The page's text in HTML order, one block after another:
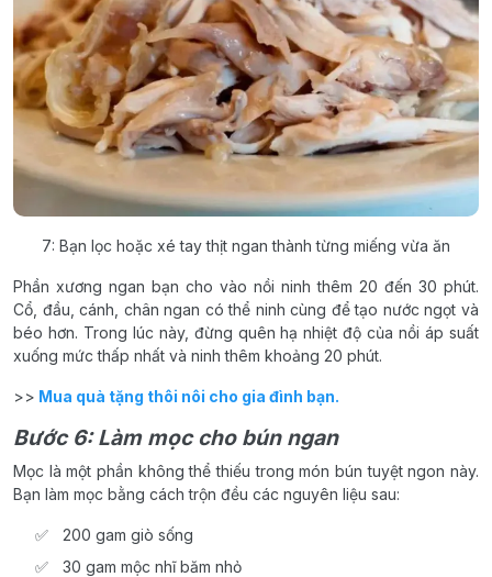
7: Bạn lọc hoặc xé tay thịt ngan thành từng miếng vừa ăn
Phần xương ngan bạn cho vào nồi ninh thêm 20 đến 30 phút.
Cổ, đầu, cánh, chân ngan có thể ninh cùng để tạo nước ngọt và
béo hơn. Trong lúc này, đừng quên hạ nhiệt độ của nồi áp suất
xuống mức thấp nhất và ninh thêm khoảng 20 phút.
>> Mua quà tặng thôi nôi cho gia đình bạn.
Bước 6: Làm mọc cho bún ngan
Mọc là một phần không thể thiếu trong món bún tuyệt ngon này.
Bạn làm mọc bằng cách trộn đều các nguyên liệu sau:
200 gam giò sống
30 gam mộc nhĩ băm nhỏ